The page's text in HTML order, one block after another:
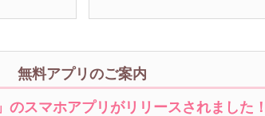
無料アプリのご案内
スマホアプリがリリースされました！